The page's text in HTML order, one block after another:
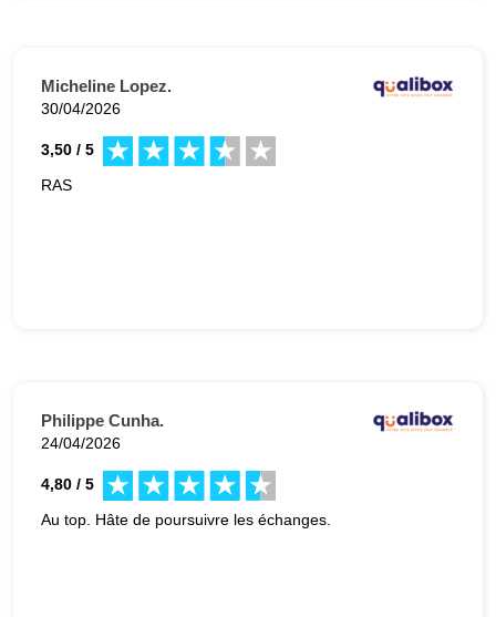
Micheline Lopez.
30/04/2026
3,50 / 5
RAS
Philippe Cunha.
24/04/2026
4,80 / 5
Au top. Hâte de poursuivre les échanges.